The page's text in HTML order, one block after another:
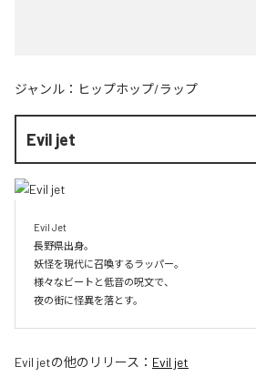
ジャンル： ヒップホップ/ラップ
Evil jet
Evil Jet
長野県出身。
妖怪を現代に召喚するラッパー。
様々なビートと低音の呪文で、
夜の街に怪異を落とす。
Evil jetの他のリリース： Evil jet